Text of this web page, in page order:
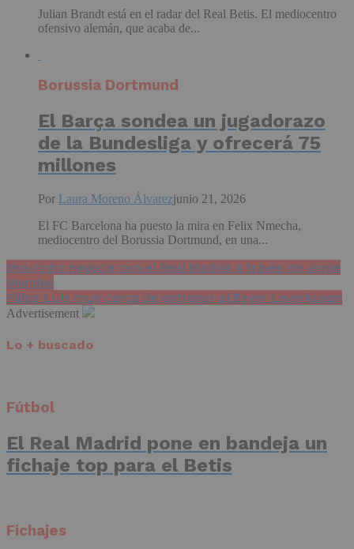
Julian Brandt está en el radar del Real Betis. El mediocentro
ofensivo alemán, que acaba de...
Borussia Dortmund
El Barça sondea un jugadorazo
de la Bundesliga y ofrecerá 75
millones
Por Laura Moreno Álvarezjunio 21, 2026
El FC Barcelona ha puesto la mira en Felix Nmecha,
mediocentro del Borussia Dortmund, en una...
Mourinho negocia con el Real Madrid a través de Jorge
Mendes
Filipe Luis muy cerca de entrenar al Bayer Leverkusen
Advertisement
Lo + buscado
Fútbol
El Real Madrid pone en bandeja un
fichaje top para el Betis
Fichajes